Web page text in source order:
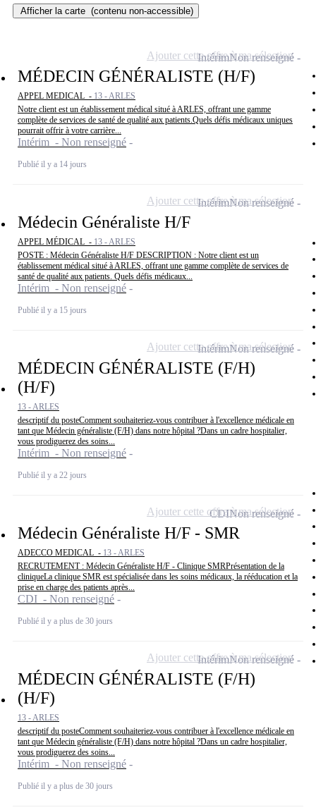
Afficher la carte (contenu non-accessible)
MÉDECIN GÉNÉRALISTE (H/F)
APPEL MEDICAL - 13 - ARLES
Notre client est un établissement médical situé à ARLES, offrant une gamme
complète de services de santé de qualité aux patients.Quels défis médicaux uniques
pourrait offrir à votre carrière...
Intérim - Non renseigné
Publié il y a 14 jours
IntérimNon renseigné
Ajouter cette offre à ma sélection
Médecin Généraliste H/F
APPEL MÉDICAL - 13 - ARLES
POSTE : Médecin Généraliste H/F DESCRIPTION : Notre client est un
établissement médical situé à ARLES, offrant une gamme complète de services de
santé de qualité aux patients. Quels défis médicaux...
Intérim - Non renseigné
Publié il y a 15 jours
IntérimNon renseigné
Ajouter cette offre à ma sélection
MÉDECIN GÉNÉRALISTE (F/H)
(H/F)
13 - ARLES
descriptif du posteComment souhaiteriez-vous contribuer à l'excellence médicale en
tant que Médecin généraliste (F/H) dans notre hôpital ?Dans un cadre hospitalier,
vous prodiguerez des soins...
Intérim - Non renseigné
Publié il y a 22 jours
IntérimNon renseigné
Ajouter cette offre à ma sélection
Médecin Généraliste H/F - SMR
ADECCO MEDICAL - 13 - ARLES
RECRUTEMENT : Médecin Généraliste H/F - Clinique SMRPrésentation de la
cliniqueLa clinique SMR est spécialisée dans les soins médicaux, la rééducation et la
prise en charge des patients après...
CDI - Non renseigné
Publié il y a plus de 30 jours
CDINon renseigné
Ajouter cette offre à ma sélection
MÉDECIN GÉNÉRALISTE (F/H)
(H/F)
13 - ARLES
descriptif du posteComment souhaiteriez-vous contribuer à l'excellence médicale en
tant que Médecin généraliste (F/H) dans notre hôpital ?Dans un cadre hospitalier,
vous prodiguerez des soins...
Intérim - Non renseigné
Publié il y a plus de 30 jours
IntérimNon renseigné
Ajouter cette offre à ma sélection